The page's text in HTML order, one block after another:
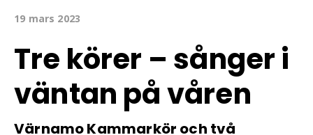
19 mars 2023
Tre körer – sånger i
väntan på våren
Värnamo Kammarkör och två